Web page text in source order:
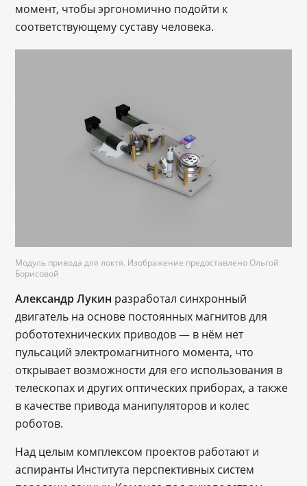
момент, чтобы эргономично подойти к
соответствующему суставу человека.
Модуль привода для локтя. Изображение предоставлено Ольгой
Борисовой
Александр Лукин разработал синхронный
двигатель на основе постоянных магнитов для
робототехнических приводов — в нём нет
пульсаций электромагнитного момента, что
открывает возможности для его использования в
телескопах и других оптических приборах, а также
в качестве привода манипуляторов и колес
роботов.
Над целым комплексом проектов работают и
аспиранты Института перспективных систем